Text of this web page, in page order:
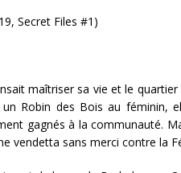
Secret Files #1)
maîtriser sa vie et le quartier
Robin des Bois au féminin,
gagnés à la communauté.
vendetta sans merci contre la